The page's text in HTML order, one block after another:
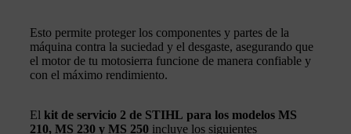
Esto permite proteger los componentes y partes de la
máquina contra la suciedad y el desgaste, asegurando que
el motor de tu motosierra funcione de manera confiable y
con el máximo rendimiento.
El kit de servicio 2 de STIHL para los modelos MS
210, MS 230 y MS 250 incluye los siguientes